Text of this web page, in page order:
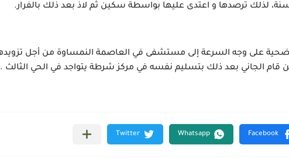
قام الجاني بعد ذلك بتسليم نفسه في مركز شرطة يتواجد في الحي الثالث .